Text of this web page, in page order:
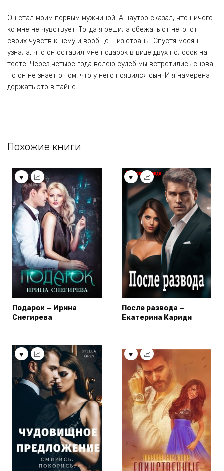
Он стал моим первым мужчиной. А наутро сказал, что ничего
ко мне не чувствует. Тогда я решила сбежать от него, от
своих чувств к нему и вообще – из страны. Спустя месяц
узнала, что он оставил мне подарок в виде двух полосок на
тесте. Через четыре года волею судеб мы встретились снова.
Но он не знает о том, что у него появился сын. И я намерена
держать это в тайне.
Похожие книги
Подарок — Ирина
Снегирева
После развода —
Екатерина Кариди